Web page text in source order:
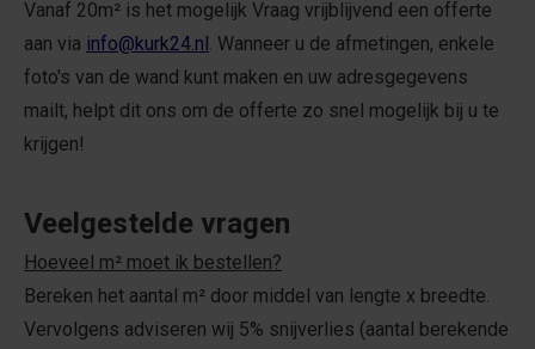
Vanaf 20m² is het mogelijk Vraag vrijblijvend een offerte
aan via info@kurk24.nl. Wanneer u de afmetingen, enkele
foto's van de wand kunt maken en uw adresgegevens
mailt, helpt dit ons om de offerte zo snel mogelijk bij u te
krijgen!
Veelgestelde vragen
Hoeveel m² moet ik bestellen?
Bereken het aantal m² door middel van lengte x breedte.
Vervolgens adviseren wij 5% snijverlies (aantal berekende